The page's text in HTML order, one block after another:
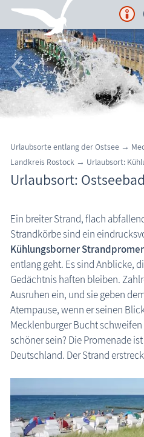
Unterkünfte
Regionales
Urlaubsorte
Halbinsel Fischland-Darß-
Insel Rügen
Region
Region Rostock
Bad Doberan
Bad Doberan -
Graal-Müritz, Ostseeheilbad
Güstrow, Barlachstadt
Kühlungsborn, Ostseebad
Rostock-Warnemünde
Region Schwerin
Urlaubsorte entlang der Ostsee →
Landkreis Rostock → Urlaubsort:
Urlaubsort:
Ein breiter Strand, flach
Strandkörbe sind ein
Kühlungsborner
entlang geht. Es sind Anblicke,
Gedächtnis haften bleiben.
Ausruhen ein, und sie geben
Atempause, wenn er seinen
Mecklenburger Bucht
schöner sein? Die Promenade
Deutschland. Der Strand